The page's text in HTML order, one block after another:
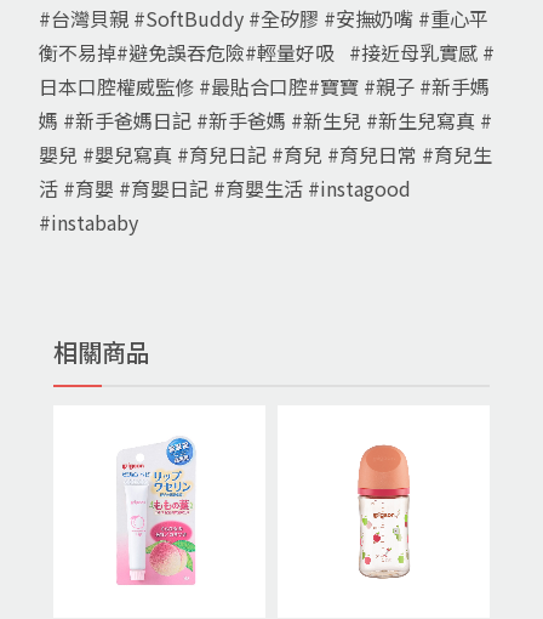
#台灣貝親 #SoftBuddy #全矽膠 #安撫奶嘴 #重心平
衡不易掉#避免誤吞危險#輕量好吸 #接近母乳實感 #
日本口腔權威監修 #最貼合口腔#寶寶 #親子 #新手媽
媽 #新手爸媽日記 #新手爸媽 #新生兒 #新生兒寫真 #
嬰兒 #嬰兒寫真 #育兒日記 #育兒 #育兒日常 #育兒生
活 #育嬰 #育嬰日記 #育嬰生活 #instagood
#instababy
相關商品